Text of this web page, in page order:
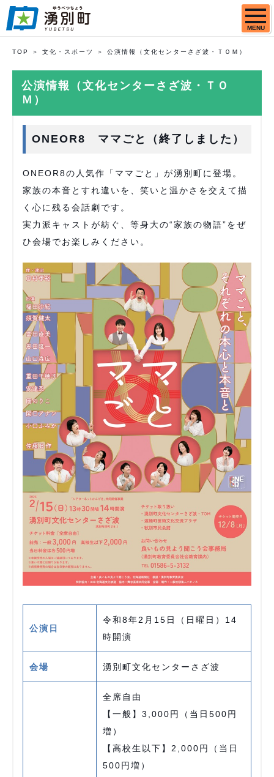
MENU
TOP 文化・スポーツ 公演情報（文化センターさざ波・ＴＯＭ）
公演情報（文化センターさざ波・ＴＯ
Ｍ）
ONEOR8 ママごと（終了しました）
ONEOR8の人気作「ママごと」が湧別町に登場。
家族の本音とすれ違いを、笑いと温かさを交えて描
く心に残る会話劇です。
実力派キャストが紡ぐ、等身大の“家族の物語”をぜ
ひ会場でお楽しみください。
公演日
令和8年2月15日（日曜日）14
時開演
会場 湧別町文化センターさざ波
全席自由
【一般】3,000円（当日500円
増）
【高校生以下】2,000円（当日
500円増）